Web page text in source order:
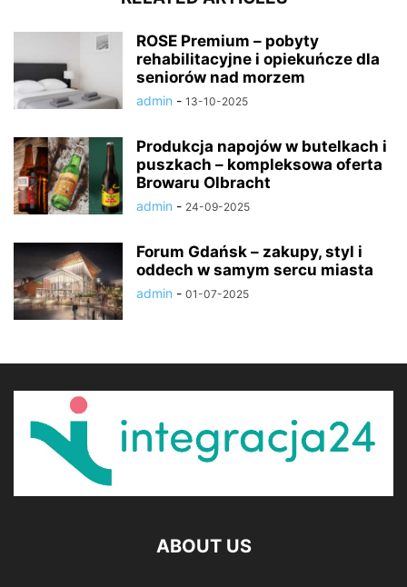
ROSE Premium – pobyty
rehabilitacyjne i opiekuńcze dla
seniorów nad morzem
admin - 13-10-2025
Produkcja napojów w butelkach i
puszkach – kompleksowa oferta
Browaru Olbracht
admin - 24-09-2025
Forum Gdańsk – zakupy, styl i
oddech w samym sercu miasta
admin - 01-07-2025
ABOUT US